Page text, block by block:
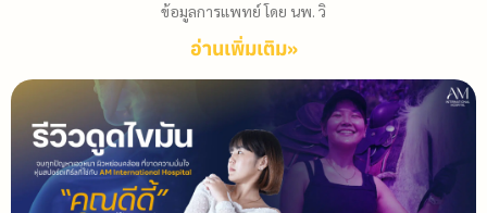
ข้อมูลการแพทย์ โดย นพ. วิ
อ่านเพิ่มเติม»